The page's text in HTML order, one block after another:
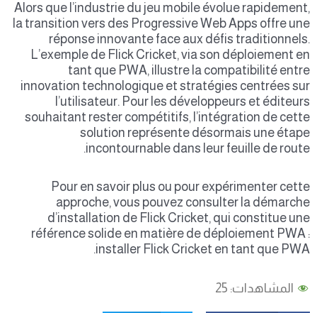
Alors que l’industrie du jeu mobile évolue rapidement,
la transition vers des Progressive Web Apps offre une
réponse innovante face aux défis traditionnels.
L’exemple de Flick Cricket, via son déploiement en
tant que PWA, illustre la compatibilité entre
innovation technologique et stratégies centrées sur
l’utilisateur. Pour les développeurs et éditeurs
souhaitant rester compétitifs, l’intégration de cette
solution représente désormais une étape
incontournable dans leur feuille de route.
Pour en savoir plus ou pour expérimenter cette
approche, vous pouvez consulter la démarche
d’installation de Flick Cricket, qui constitue une
référence solide en matière de déploiement PWA :
installer Flick Cricket en tant que PWA.
المشاهدات: 25